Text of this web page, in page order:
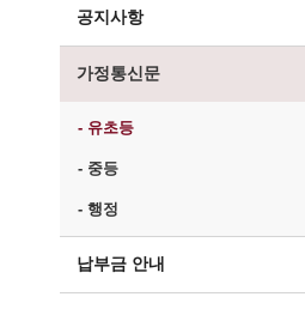
공지사항
가정통신문
- 유초등
- 중등
- 행정
납부금 안내